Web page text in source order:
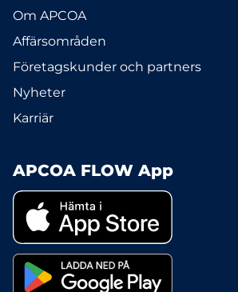
Om APCOA
Affärsområden
Företagskunder och partners
Nyheter
Karriär
APCOA FLOW App